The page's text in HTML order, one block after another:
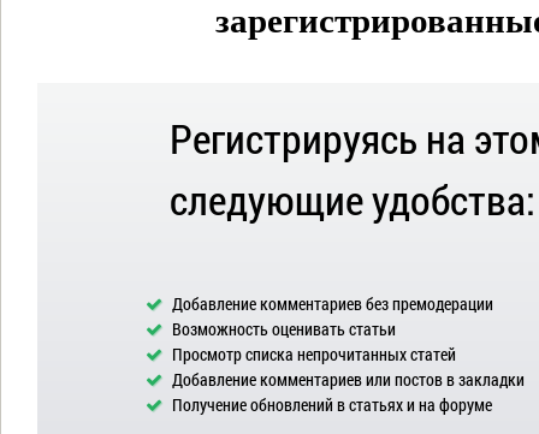
Регистрируясь на
следующие удобства:
Добавление комментариев без премодерации
Возможность оценивать статьи
Просмотр списка непрочитанных статей
Добавление комментариев или постов в закладки
Получение обновлений в статьях и на форуме